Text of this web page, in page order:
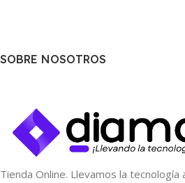
SOBRE NOSOTROS
Tienda Online. Llevamos la tecnología